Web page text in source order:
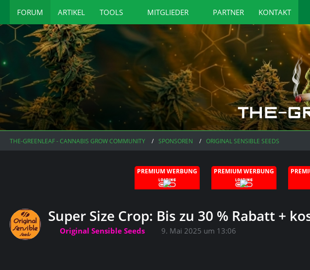
FORUM ARTIKEL TOOLS MITGLIEDER PARTNER KONTAKT
THE-GREENLEAF - CANNABIS GROW COMMUNITY SPONSOREN ORIGINAL SENSIBLE SEEDS
PREMIUM WERBUNG PREMIUM WERBUNG
Super Size Crop: Bis zu 30 % Rabatt +
Original Sensible Seeds 9. Mai 2025 um 13:06